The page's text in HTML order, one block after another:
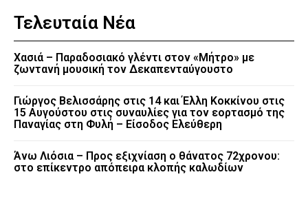
Τελευταία Νέα
Χασιά – Παραδοσιακό γλέντι στον «Μήτρο» με
ζωντανή μουσική τον Δεκαπενταύγουστο
Γιώργος Βελισσάρης στις 14 και Έλλη Κοκκίνου στις
15 Αυγούστου στις συναυλίες για τον εορτασμό της
Παναγίας στη Φυλή – Είσοδος Ελεύθερη
Άνω Λιόσια – Προς εξιχνίαση ο θάνατος 72χρονου:
στο επίκεντρο απόπειρα κλοπής καλωδίων